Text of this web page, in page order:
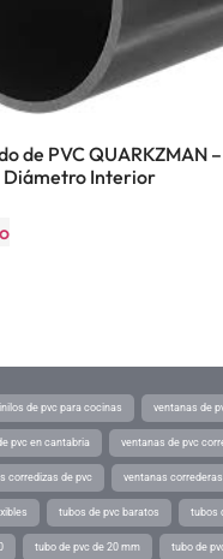
de PVC QUARKZMAN –
Diámetro Interior
de pvc para cocinas ventanas de
pvc en cantabria ventanas de pvc
corredizas de pvc ventanas
tubos de pvc baratos tubos
tubo de pvc de 20 mm tubo de